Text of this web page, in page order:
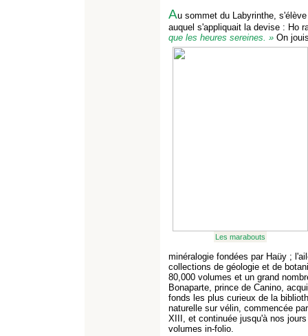
Au sommet du Labyrinthe,
auquel s'appliquait la devise : Ho
que les heures sereines. »On
Les marabouts
minéralogie fondées par Haüy ;
collections de géologie et de
80,000 volumes et un grand
Bonaparte, prince de Canino,
fonds les plus curieux de la
naturelle sur vélin, commencée
XIII, et continuée jusqu'à nos
volumes in-folio.